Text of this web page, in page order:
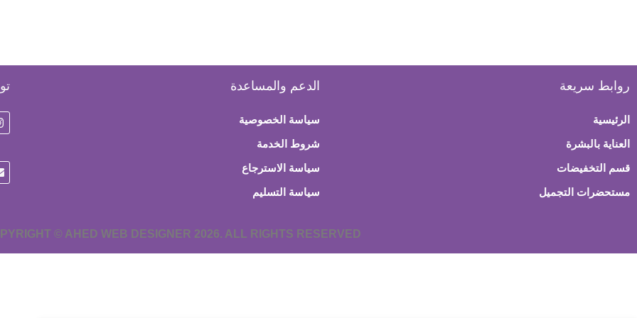
روابط سريعة
الرئيسية
العناية بالبشرة
قسم التخفيضات
مستحضرات التجميل
الدعم والمساعدة
سياسة الخصوصية
شروط الخدمة
سياسة الاسترجاع
سياسة التسليم
© AHED WEB DESIGNER 2026. ALL RIGHTS RESERVED